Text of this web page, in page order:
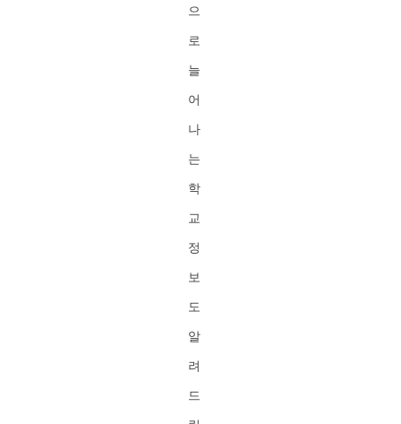
으
로
늘
어
나
는
학
교
정
보
도
알
려
드